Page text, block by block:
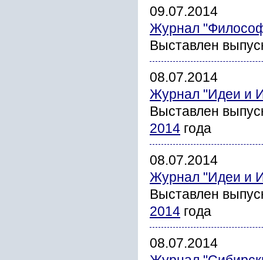
09.07.2014
Журнал
Выставлен
08.07.2014
Журнал "Идеи и
Выставлен
2014 года
08.07.2014
Журнал "Идеи и
Выставлен
2014 года
08.07.2014